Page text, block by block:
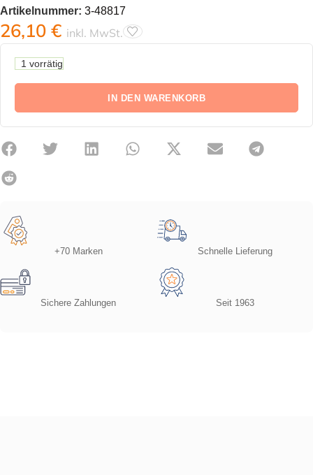
Artikelnummer: 3-48817
26,10 € inkl. MwSt.
1 vorrätig
IN DEN WARENKORB
+70 Marken Schnelle Lieferung
Sichere Zahlungen Seit 1963